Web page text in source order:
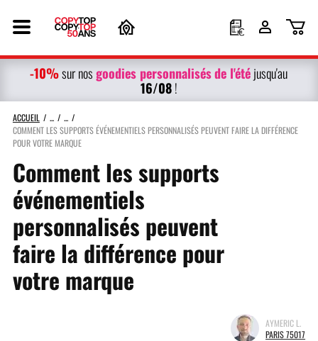
-10%sur nosgoodies personnalisésde l'étéjusqu'au
16/08!
ACCUEIL
COMMENT LES SUPPORTS ÉVÉNEMENTIELS PERSONNALISÉS PEUVENT FAIRE LA DIFFÉRENCE
POUR VOTRE MARQUE
Comment les supports
événementiels
personnalisés peuvent
faire la différence pour
votre marque
AYMERIC L.
PARIS 75017